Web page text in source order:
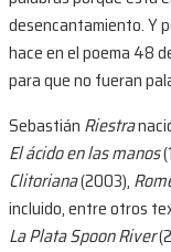
desencantamiento. Y
hace en el poema 48
para que no fueran
Sebastián Riestra
El ácido en las manos
Clitoriana(2003),
incluido, entre otros
La Plata Spoon River